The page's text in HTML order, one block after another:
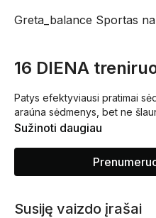
Greta_balance Sportas
16 DIENA
Patys efektyviausi pratimai
araúna sėdmenys, bet ne
Sužinoti daugiau
Susiję vaizdo įrašai